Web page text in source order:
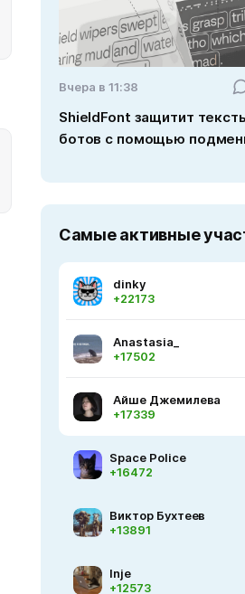
Вчера в 11:38
ShieldFont защитит
ботов с помощью
Самые активные
dinky
+22173
Anastasia_
+17502
Айше Джемилева
+17339
Space Police
+16472
Виктор Бухтеев
+13891
Inje
+12573